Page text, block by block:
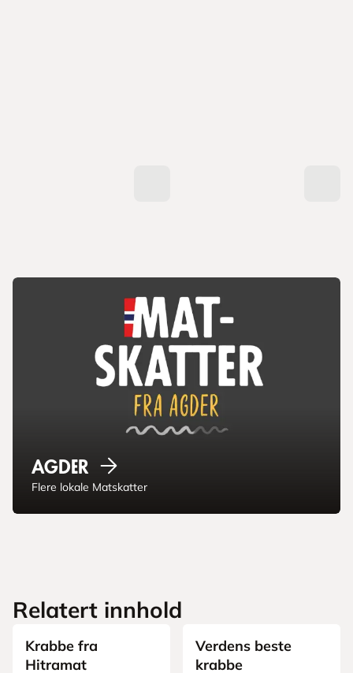
Agder
Flere lokale Matskatter
Relatert innhold
Matskatter
Krabbe fra
Hitramat
Verdens beste
krabbe